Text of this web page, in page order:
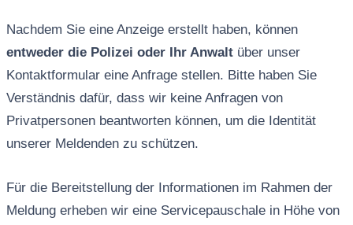
Nachdem Sie eine Anzeige erstellt haben, können
entweder die Polizei oder Ihr Anwaltüber unser
Kontaktformular eine Anfrage stellen. Bitte haben Sie
Verständnis dafür, dass wir keine Anfragen von
Privatpersonen beantworten können, um die Identität
unserer Meldenden zu schützen.
Für die Bereitstellung der Informationen im Rahmen der
Meldung erheben wir eine Servicepauschale in Höhe von